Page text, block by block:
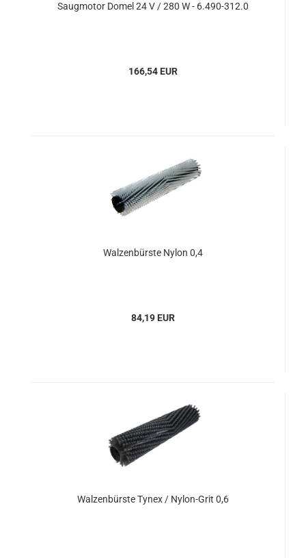
Saugmotor Domel 24 V / 280 W - 6.490-312.0
166,54 EUR
Walzenbürste Nylon 0,4
84,19 EUR
Walzenbürste Tynex / Nylon-Grit 0,6